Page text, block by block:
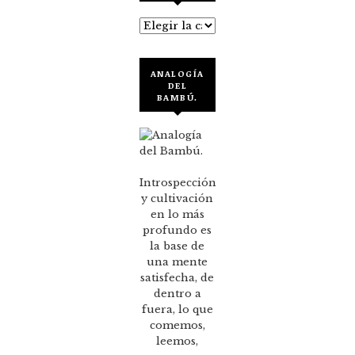
Categorías
ANALOGÍA
DEL
BAMBÚ.
Introspección
y cultivación
en lo más
profundo es
la base de
una mente
satisfecha, de
dentro a
fuera, lo que
comemos,
leemos,